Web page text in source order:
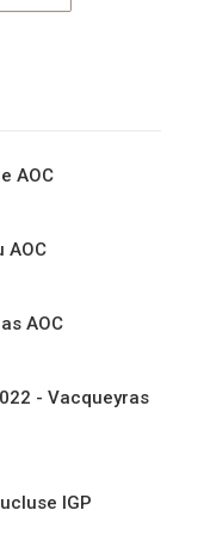
AOC
AOC
AOC
- Vacqueyras
IGP